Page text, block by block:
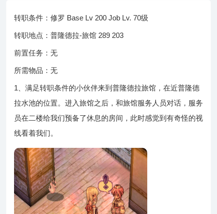
转职条件：修罗 Base Lv 200 Job Lv. 70级
转职地点：普隆德拉-旅馆 289 203
前置任务：无
所需物品：无
1、满足转职条件的小伙伴来到普隆德拉旅馆，在近普隆德
拉水池的位置。进入旅馆之后，和旅馆服务人员对话，服务
员在二楼给我们预备了休息的房间，此时感觉到有奇怪的视
线看着我们。